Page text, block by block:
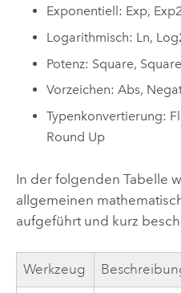
Exponentiell: Exp, Exp2
Logarithmisch: Ln,
Potenz: Square,
Vorzeichen:Abs,
Typenkonvertierung:
Round Up
In der folgenden Tabelle
allgemeinen
aufgeführt und kurz
Werkzeug